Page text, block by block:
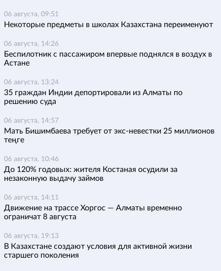
06 августа, 09:51
Некоторые предметы в школах Казахстана переименуют
06 августа, 14:26
Беспилотник с пассажиром впервые поднялся в воздух в
Астане
06 августа, 13:24
35 граждан Индии депортировали из Алматы по
решению суда
06 августа, 14:57
Мать Бишимбаева требует от экс-невестки 25 миллионов
теңге
06 августа, 10:46
До 120% годовых: жителя Костаная осудили за
незаконную выдачу займов
06 августа, 14:11
Движение на трассе Хоргос — Алматы временно
ограничат 8 августа
06 августа, 19:13
В Казахстане создают условия для активной жизни
старшего поколения